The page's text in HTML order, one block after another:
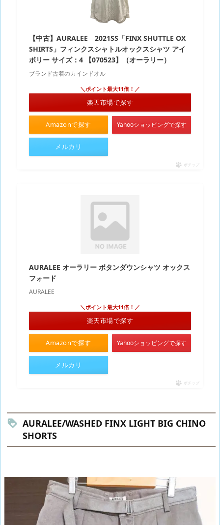
【中古】AURALEE 2021SS「FINX SHUTTLE OX
SHIRTS」フィンクスシャトルオックスシャツ アイ
ボリー サイズ：4 【070523】（オーラリー）
ブランド古着のカインドオル
Amazonで探す
＼ポイント最大11倍！／
楽天市場で探す
Yahooショッピングで探す
メルカリ
ポチップ
AURALEE オーラリー ボタンダウンシャツ オックス
フォード
AURALEE
Amazonで探す
＼ポイント最大11倍！／
楽天市場で探す
Yahooショッピングで探す
メルカリ
ポチップ
AURALEE/WASHED FINX LIGHT BIG CHINO
SHORTS